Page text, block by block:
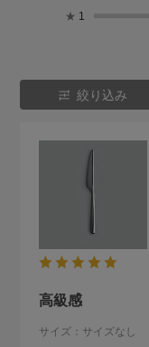
★ 1
絞り込み
高級感
サイズ：サイズなし